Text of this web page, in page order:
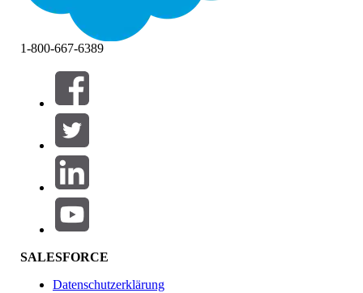
Betroffene Produkte:
Was bedeutet diese Änderung für mich?
Bei der Verlängerung wird Ihre
Archivierungslösung umgestellt. Ihre
Speicherkapazität bleibt gleich. Die neue native
1-800-667-6389
SALESFORCE
Datenschutzerklärung